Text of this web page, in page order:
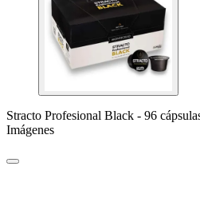
Stracto Profesional Black - 96
Imágenes